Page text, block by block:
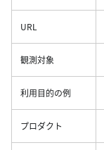
URL
観測対象
利用目的の例
プロダクト